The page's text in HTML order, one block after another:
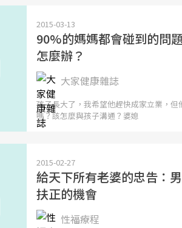
2015-03-13
90%的媽媽都會碰到的問
怎麼辦？
大家健康雜誌
孩子長大了，我希望他趕快成家立業，
嗎？該怎麼與孩子溝通？婆媳
2015-02-27
給天下所有老婆的忠告：
扶正的機會
性福療程